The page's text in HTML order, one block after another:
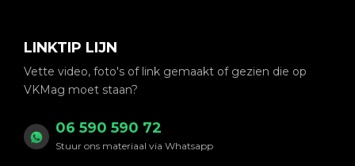
LINKTIP LIJN
Vette video, foto's of link gemaakt of gezien die op
VKMag moet staan?
06 590 590 72
Stuur ons materiaal via Whatsapp